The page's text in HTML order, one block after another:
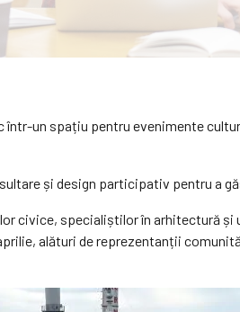
într-un spațiu pentru evenimente
și design participativ pentru a
civice, specialiștilor în arhitectură
alături de reprezentanții